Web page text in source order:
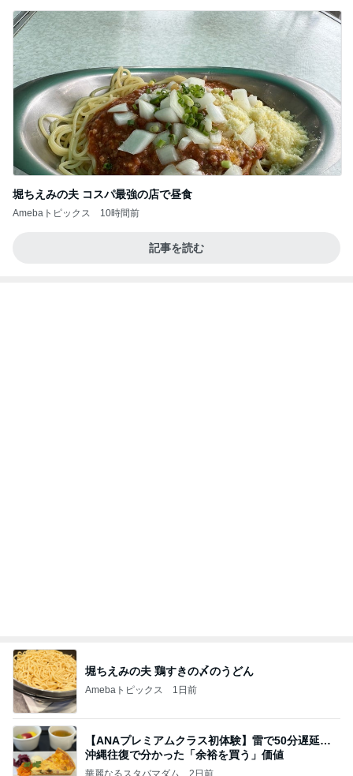
堀ちえみの夫 コスパ最強の店で昼食
Amebaトピックス 10時間前
記事を読む
堀ちえみの夫 鶏すきの〆のうどん
Amebaトピックス 1日前
【ANAプレミアムクラス初体験】雷で50分遅延…
沖縄往復で分かった「余裕を買う」価値